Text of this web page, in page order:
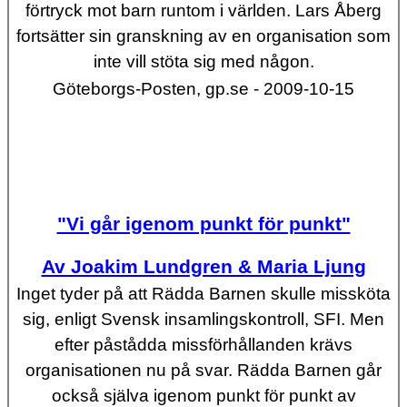
förtryck mot barn runtom i världen. Lars Åberg
fortsätter sin granskning av en organisation som
inte vill stöta sig med någon.
Göteborgs-Posten, gp.se - 2009-10-15
"Vi går igenom punkt för punkt"
Av Joakim Lundgren & Maria Ljung
Inget tyder på att Rädda Barnen skulle missköta
sig, enligt Svensk insamlingskontroll, SFI. Men
efter påstådda missförhållanden krävs
organisationen nu på svar. Rädda Barnen går
också själva igenom punkt för punkt av